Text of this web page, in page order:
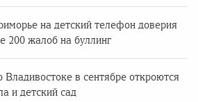
на детский телефон доверия
200 жалоб на буллинг
в сентябре откроются
и детский сад